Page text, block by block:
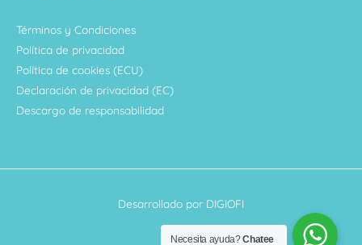
Términos y Condiciones
Política de privacidad
Política de cookies (ECU)
Declaración de privacidad (EC)
Descargo de responsabilidad
Desarrollado por DIGIOFI
Necesita ayuda?Chatee